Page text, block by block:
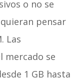
o no se
pensar
Las
mercado se
1 GB hasta